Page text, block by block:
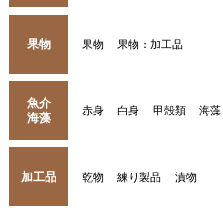
果物 果物 果物：加工品
魚介
海藻
赤身 白身 甲殻類 海藻
加工品 乾物 練り製品 漬物